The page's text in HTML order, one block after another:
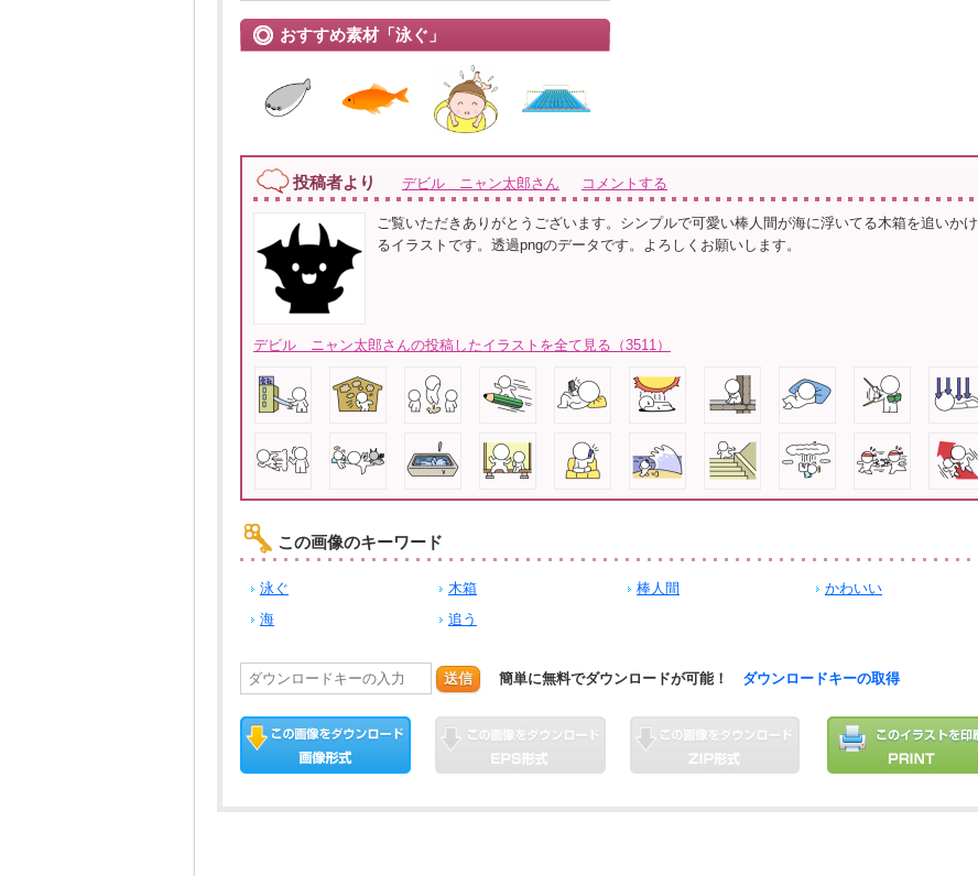
おすすめ素材「泳ぐ」
投稿者より デビル ニャン太郎さん コメントする
ご覧いただきありがとうございます。シンプルで可愛い棒人間が海に浮いてる木箱を追いかけ
るイラストです。透過pngのデータです。よろしくお願いします。
デビル ニャン太郎さんの投稿したイラストを全て見る（3511）
この画像のキーワード
泳ぐ 木箱 棒人間
かわいい
海
追う
送信 簡単に無料でダウンロードが可能！ ダウンロードキーの取得